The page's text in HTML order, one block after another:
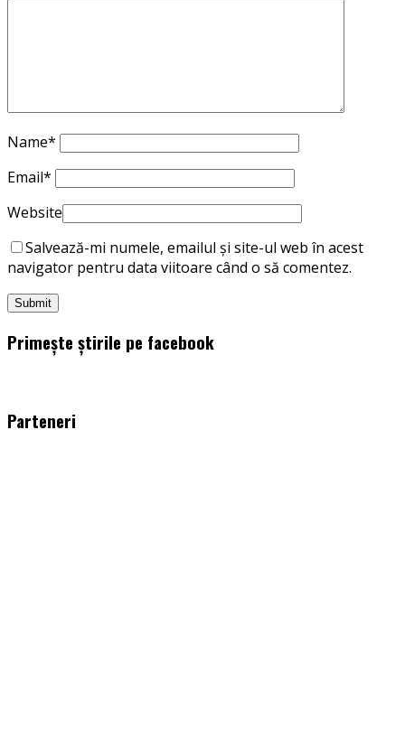
Name*
Email*
Website
Salvează-mi numele, emailul și site-ul web în acest
navigator pentru data viitoare când o să comentez.
Primește știrile pe facebook
Parteneri